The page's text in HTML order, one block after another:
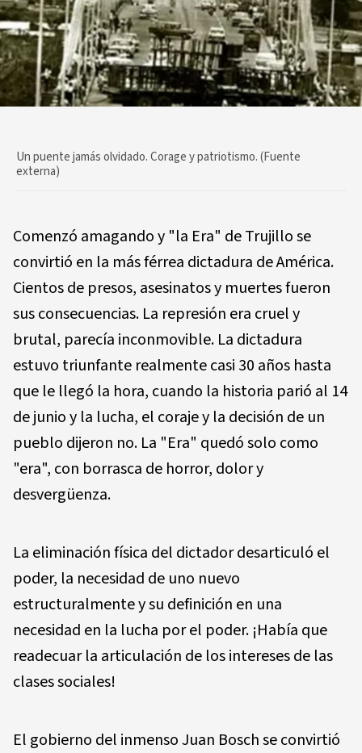
Un puente jamás olvidado. Corage y patriotismo. (Fuente
externa)
Comenzó amagando y "la Era" de Trujillo se
convirtió en la más férrea dictadura de América.
Cientos de presos, asesinatos y muertes fueron
sus consecuencias. La represión era cruel y
brutal, parecía inconmovible. La dictadura
estuvo triunfante realmente casi 30 años hasta
que le llegó la hora, cuando la historia parió al 14
de junio y la lucha, el coraje y la decisión de un
pueblo dijeron no. La "Era" quedó solo como
"era", con borrasca de horror, dolor y
desvergüenza.
La eliminación física del dictador desarticuló el
poder, la necesidad de uno nuevo
estructuralmente y su definición en una
necesidad en la lucha por el poder. ¡Había que
readecuar la articulación de los intereses de las
clases sociales!
El gobierno del inmenso Juan Bosch se convirtió